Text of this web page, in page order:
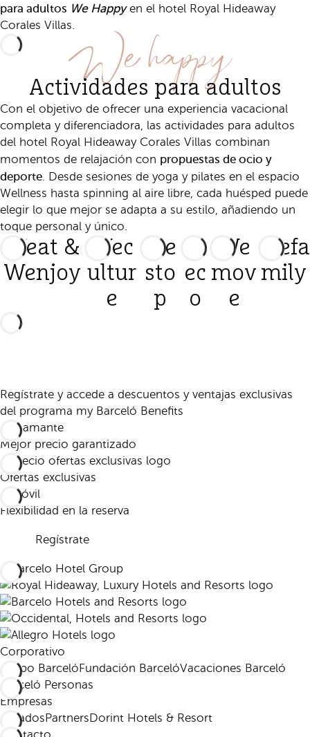
para adultos We Happyen el hotel Royal Hideaway
Corales Villas. We happy
Actividades para adultos
Con el objetivo de ofrecer una experiencia vacacional
completa y diferenciadora, las actividades para adultos
del hotel Royal Hideaway Corales Villas combinan
momentos de relajación con propuestas de ocio y
deporte . Desde sesiones de yoga y pilates en el espacio
Wellness hasta spinning al aire libre, cada huésped puede
elegir lo que mejor se adapta a su estilo, añadiendo un
toque personal y único.
Weat &
Wenjoy
Wec
ultur
e
We
sto
p
W
ec
o
We
mov
e
Wefa
mily
Regístrate y accede a descuentos y ventajas exclusivas
del programa my Barceló Benefits
Mejor precio garantizado
Ofertas exclusivas
Flexibilidad en la reserva
Regístrate
Corporativo
Grupo BarcelóFundación BarcelóVacaciones Barceló
Barceló Personas
Empresas
AfiliadosPartnersDorint Hotels & Resort